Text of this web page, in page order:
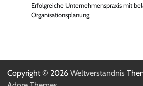
Erfolgreiche Unternehmenspraxis mit
Organisationsplanung
Copyright © 2026 Weltverstandnis